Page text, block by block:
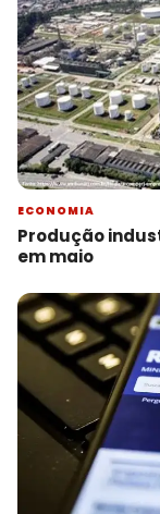
ECONOMIA
Produção
em maio